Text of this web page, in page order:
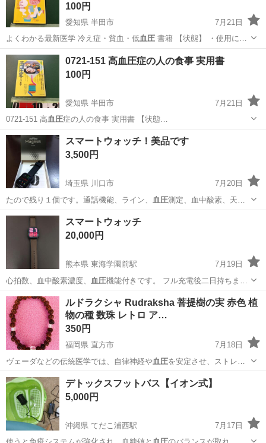
100円
愛知県 半田市
7月21日
よくわかる最新医学 冷え症・貧血・低血圧 書籍 【状態】 ・使用に…
愛知 半田市 医学、薬学、看護 現地
0721-151 高血圧症の人の食事 実用書
100円
愛知県 半田市
7月21日
0721-151 高血圧 症の人の食事 実用書 【状態…
愛知 半田市 医学、薬学、看護 現地
スマートウォッチ！美品です
3,500円
埼玉県 川口市
7月20日
たので残り１個です。通話機能、ライン、
血圧測定、血中酸素、天
気、トレーニングモー…
埼玉 川口市 その他
スマートウォッチ
20,000円
熊本県 東海学園前駅
7月19日
心拍数、血中酸素濃度、
血圧機能付きです。 フル充電後二日持ちま
す…
熊本 熊本市 東海学園前駅 アクセサリー
スマートウォッチ
ルドラクシャ Rudraksha 菩提樹の実 赤色 植
物の種 数珠 レトロ ア…
350円
福岡県 直方市
7月18日
ヴェーダなどの伝統医学では、自律神経や血圧を安定させ、ストレス
や疲労を和らげると…
福岡 直方市 アクセサリー
デトックスフットバス【イオン式】
5,000円
沖縄県 てだこ浦西駅
7月17日